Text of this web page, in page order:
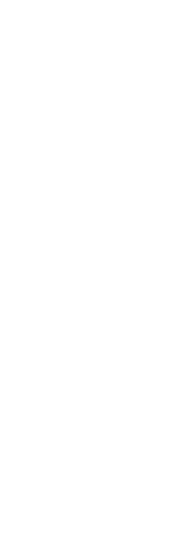
период за хуманитарните